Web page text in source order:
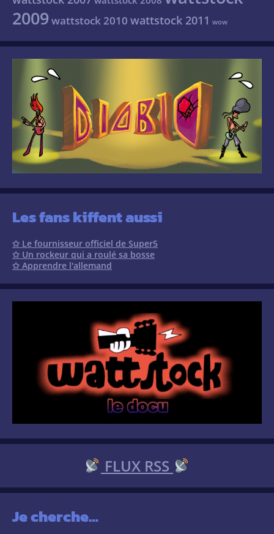
2009 wattstock 2010 wattstock 2011 wow
Les fans kiffent aussi
✩ Le fournisseur officiel de Super5
✩ Un rockeur qui a roulé sa bosse
✩ Apprendre l'allemand
FLUX RSS
Je cherche…